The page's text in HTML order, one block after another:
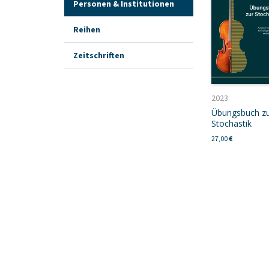
2023
Übungsbuch
Stochastik
27,00€
Personen & Institutionen
Reihen
Zeitschriften